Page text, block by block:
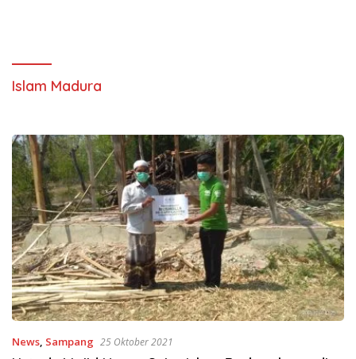
Islam Madura
News, Sampang 25 Oktober 2021